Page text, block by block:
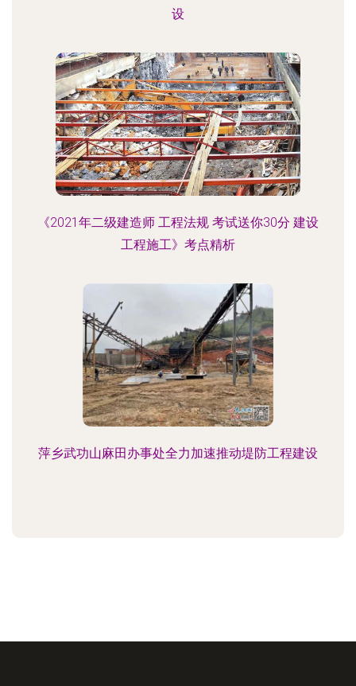
设
《2021年二级建造师 工程法规 考试送你30分 建设
工程施工》考点精析
萍乡武功山麻田办事处全力加速推动堤防工程建设